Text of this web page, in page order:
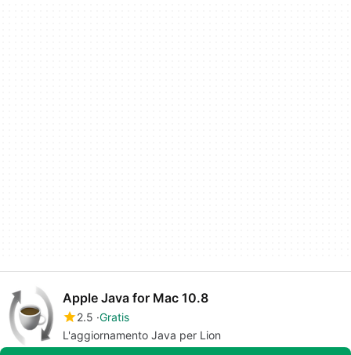
Apple Java for Mac 10.8
2.5 Gratis
L'aggiornamento Java per Lion